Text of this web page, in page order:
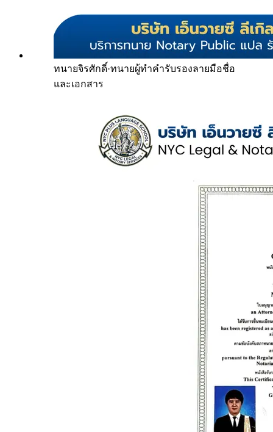
ทนายจิรศักดิ์·ทนายผู้ทำคำรับรองลายมือชื่อ
และเอกสาร